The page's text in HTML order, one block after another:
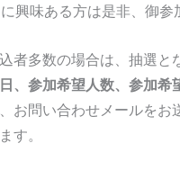
興味ある方は是非、御参
者多数の場合は、抽選と
、参加希望人数、参加
お問い合わせメールを
す。